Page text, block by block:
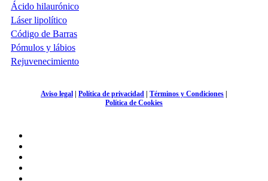
Ácido hilaurónico
Láser lipolítico
Código de Barras
Pómulos y lábios
Rejuvenecimiento
Aviso legal | Política de privacidad | Términos y Condiciones |
Política de Cookies